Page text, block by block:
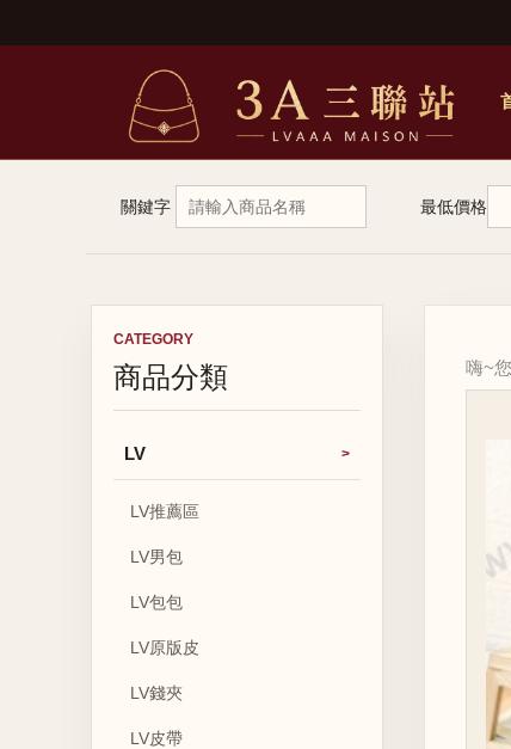
關鍵字 最低價格
CATEGORY
商品分類
LV
LV推薦區
LV男包
LV包包
LV原版皮
LV錢夾
LV皮帶
嗨~